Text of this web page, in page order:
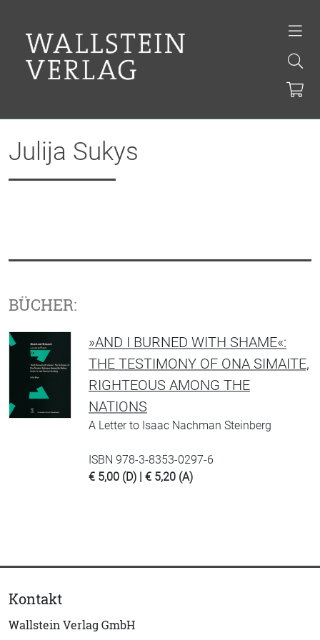
Julija Sukys
BÜCHER:
»AND I BURNED WITH SHAME«:
THE TESTIMONY OF ONA SIMAITE,
RIGHTEOUS AMONG THE
NATIONS
A Letter to Isaac Nachman Steinberg
ISBN 978-3-8353-0297-6
€ 5,00 (D) | € 5,20 (A)
Kontakt
Wallstein Verlag GmbH